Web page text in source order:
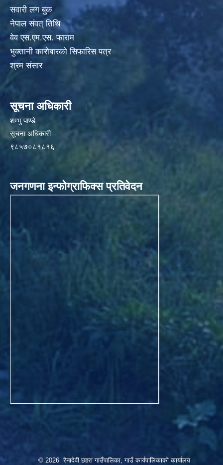
सवारी लग बुक
नेपाल संवत् तिथि
वेव एस.एम.एस. फाराम
भुक्तानी कारोबारको सिफारिस पत्र
श्रम संसार
सूचना अधिकारी
शम्भु पाण्डे
सूचना अधिकारी
९८५७०८१८१६
जनगणना इन्फोग्राफिक्स प्रतिवेदन
© 2026 रैनादेवी छहरा गाउँपालिका, गाउँ कार्यपालिकाको कार्यालय